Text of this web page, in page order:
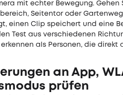
mit echter Bewegung. Gehen
Seitentor oder
einen Clip speichert und eine
Test aus verschiedenen
erkennen als Personen, die direkt
an App,
prüfen